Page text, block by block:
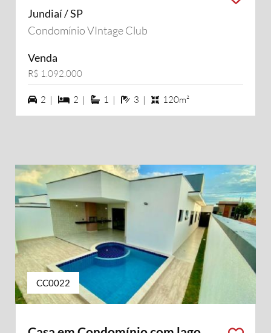
Jundiaí / SP
Condomínio VIntage Club
Venda
R$ 1.092.000
2 vagas na garagem
2 | 2 dormiórios
2 | 1 suítes
1 | 3 banheiros
3 | 120m²
CC0022